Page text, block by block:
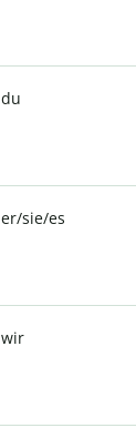
du
er/sie/es
wir